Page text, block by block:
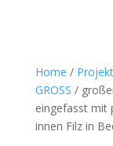
Home /
GROSS /
eingefasst mit
innen Filz in